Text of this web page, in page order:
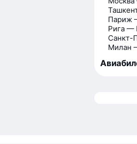
Париж
Рига —
Санкт-
Милан